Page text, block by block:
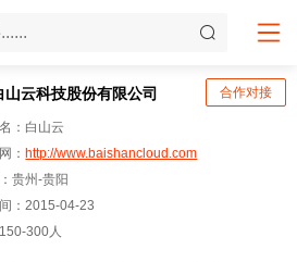
山云科技股份有限公司
：白山云
： http://www.baishancloud.com
贵州-贵阳
：2015-04-23
300人
合作对接